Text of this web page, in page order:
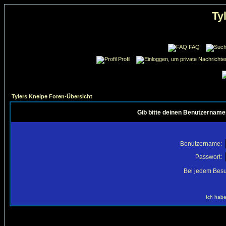
FAQ
Profil
Tylers Kneipe Foren-Übersicht
Gib bitte deinen
Benutzername:
Passwort:
Bei jedem
Ich